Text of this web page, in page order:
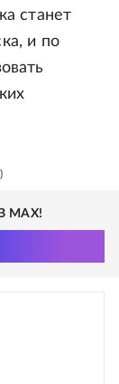
станет
и по
MAX!